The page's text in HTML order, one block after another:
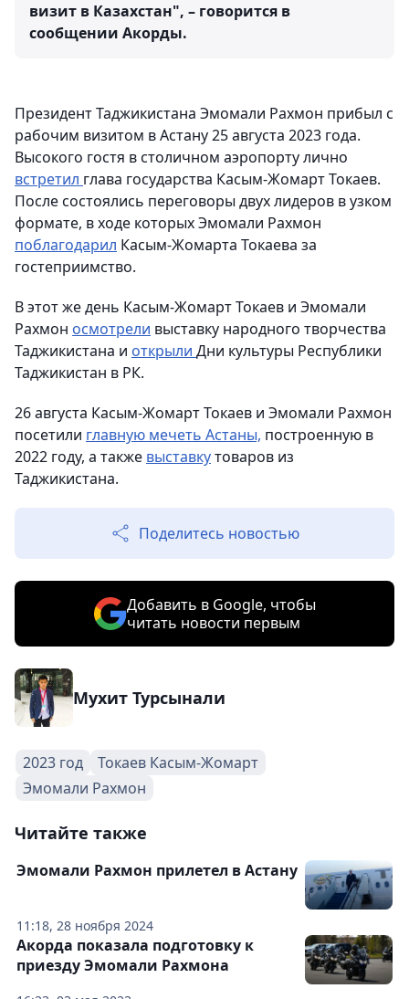
визит в Казахстан", – говорится в
сообщении Акорды.
Президент Таджикистана Эмомали Рахмон прибыл с
рабочим визитом в Астану 25 августа 2023 года.
Высокого гостя в столичном аэропорту лично
встретил глава государства Касым-Жомарт Токаев.
После состоялись переговоры двух лидеров в узком
формате, в ходе которых Эмомали Рахмон
поблагодарил Касым-Жомарта Токаева за
гостеприимство.
В этот же день Касым-Жомарт Токаев и Эмомали
Рахмон осмотрели выставку народного творчества
Таджикистана и открыли Дни культуры Республики
Таджикистан в РК.
26 августа Касым-Жомарт Токаев и Эмомали Рахмон
посетили главную мечеть Астаны, построенную в
2022 году, а также выставкутоваров из
Таджикистана.
Поделитесь новостью
Добавить в Google, чтобы
читать новости первым
Мухит Турсынали
2023 год
Токаев Касым-Жомарт
Эмомали Рахмон
Читайте также
11:18, 28 ноября 2024
Эмомали Рахмон прилетел в Астану
Акорда показала подготовку к
приезду Эмомали Рахмона